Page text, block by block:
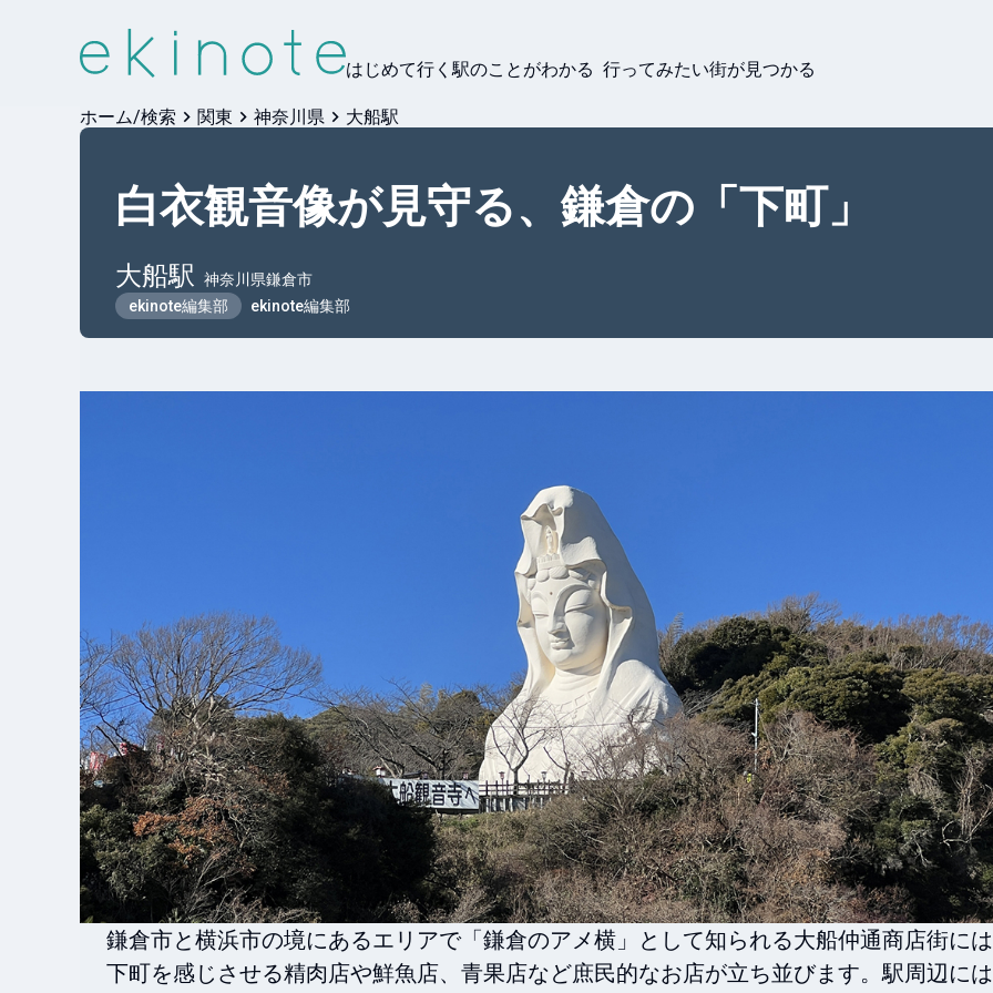
はじめて行く駅のことがわかる 行ってみたい街が見つかる
ホーム/検索 関東 神奈川県 大船駅
白衣観音像が見守る、鎌倉の「下町」
大船駅
神奈川県鎌倉市
ekinote編集部
ekinote編集部
鎌倉市と横浜市の境にあるエリアで「鎌倉のアメ横」として知られる大船仲通商店街に
下町を感じさせる精肉店や鮮魚店、青果店など庶民的なお店が立ち並びます。駅周辺に